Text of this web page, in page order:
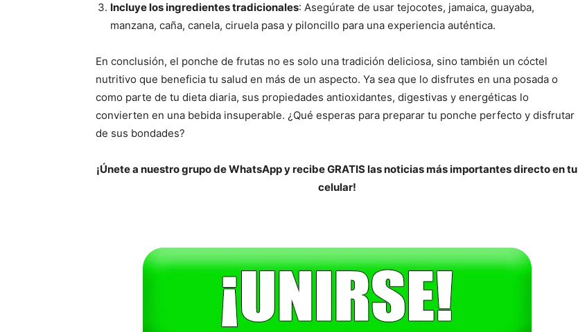
Incluye los ingredientes tradicionales: Asegúrate de usar tejocotes, jamaica, guayaba,
manzana, caña, canela, ciruela pasa y piloncillo para una experiencia auténtica.
En conclusión, el ponche de frutas no es solo una tradición deliciosa, sino también un cóctel
nutritivo que beneficia tu salud en más de un aspecto. Ya sea que lo disfrutes en una posada o
como parte de tu dieta diaria, sus propiedades antioxidantes, digestivas y energéticas lo
convierten en una bebida insuperable. ¿Qué esperas para preparar tu ponche perfecto y disfrutar
de sus bondades?
¡Únete a nuestro grupo de WhatsApp y recibe GRATIS las noticias más importantes directo en tu
celular!